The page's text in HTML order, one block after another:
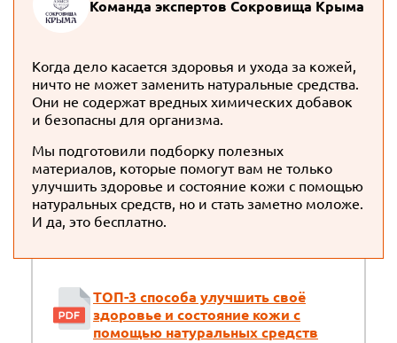
Команда экспертов Сокровища Крыма
Когда дело касается здоровья и ухода за кожей,
ничто не может заменить натуральные средства.
Они не содержат вредных химических добавок
и безопасны для организма.
Мы подготовили подборку полезных
материалов, которые помогут вам не только
улучшить здоровье и состояние кожи с помощью
натуральных средств, но и стать заметно моложе.
И да, это бесплатно.
ТОП-3 способа улучшить своё
здоровье и состояние кожи с
помощью натуральных средств